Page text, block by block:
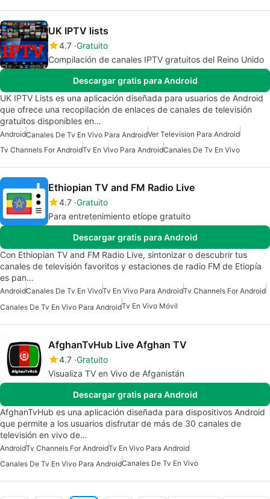
UK IPTV lists
4.7 Gratuito
Compilación de canales IPTV gratuitos del Reino Unido
Descargar gratis para Android
UK IPTV Lists es una aplicación diseñada para usuarios de Android
que ofrece una recopilación de enlaces de canales de televisión
gratuitos disponibles en…
AndroidCanales De Tv En Vivo Para AndroidVer Television Para Android
Tv Channels For AndroidTv En Vivo Para AndroidCanales De Tv En Vivo
Ethiopian TV and FM Radio Live
4.7 Gratuito
Para entretenimiento etíope gratuito
Descargar gratis para Android
Con Ethiopian TV and FM Radio Live, sintonizar o descubrir tus
canales de televisión favoritos y estaciones de radio FM de Etiopía
es pan…
AndroidCanales De Tv En VivoTv En Vivo Para AndroidTv Channels For Android
Canales De Tv En Vivo Para AndroidTv En Vivo Móvil
AfghanTvHub Live Afghan TV
4.7 Gratuito
Visualiza TV en Vivo de Afganistán
Descargar gratis para Android
AfghanTvHub es una aplicación diseñada para dispositivos Android
que permite a los usuarios disfrutar de más de 30 canales de
televisión en vivo de…
AndroidTv Channels For AndroidTv En Vivo Para Android
Canales De Tv En Vivo Para AndroidCanales De Tv En Vivo